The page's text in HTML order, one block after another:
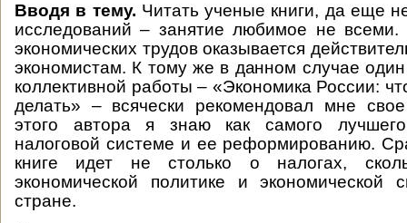
Вводя в тему. Читать ученые книги, да еще
исследований – занятие любимое не всеми.
экономических трудов оказывается
экономистам. К тому же в данном случае
коллективной работы – «Экономика России:
делать» – всячески рекомендовал мне
этого автора я знаю как самого
налоговой системе и ее реформированию.
книге идет не столько о налогах,
экономической политике и экономической
стране.